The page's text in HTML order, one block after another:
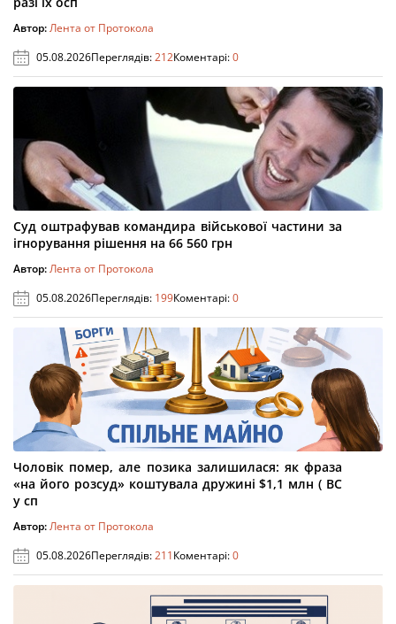
Автор:Лента от Протокола
05.08.2026Переглядів:212Коментарі:0
Суд оштрафував командира військової частини за
ігнорування рішення на 66 560 грн
Автор:Лента от Протокола
05.08.2026Переглядів: 199Коментарі:0
Чоловік помер, але позика залишилася: як фраза
«на його розсуд» коштувала дружині $1,1 млн ( ВС
у сп
Автор:Лента от Протокола
05.08.2026Переглядів:211Коментарі:0